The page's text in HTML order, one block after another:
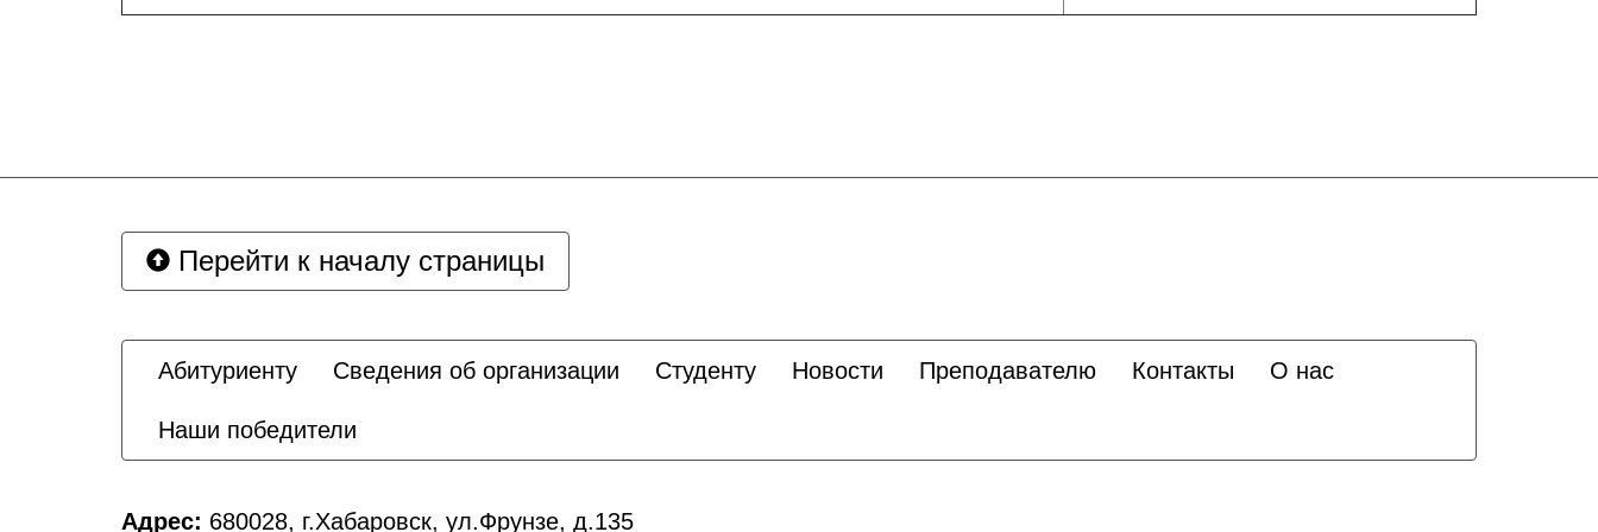
Перейти к началу страницы
Абитуриенту Сведения об организации Студенту Новости Преподавателю Контакты О нас
Наши победители
Адрес: 680028, г.Хабаровск, ул.Фрунзе, д.135